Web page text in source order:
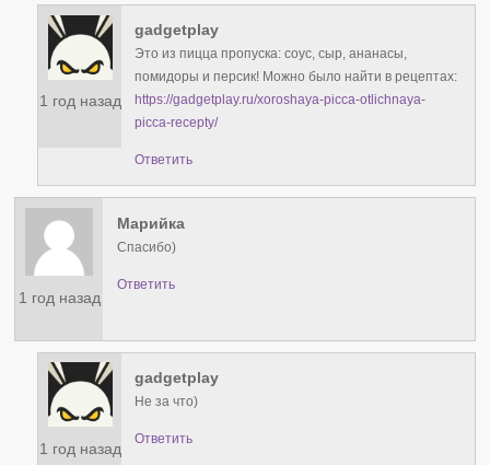
1 год назад
gadgetplay
Это из пицца пропуска: соус, сыр, ананасы,
помидоры и персик! Можно было найти в рецептах:
https://gadgetplay.ru/xoroshaya-picca-otlichnaya-
picca-recepty/
Ответить
1 год назад
Марийка
Спасибо)
Ответить
1 год назад
gadgetplay
Не за что)
Ответить